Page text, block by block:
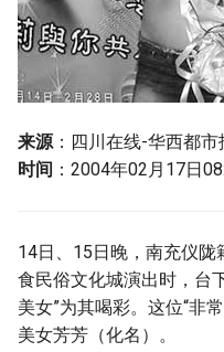
r
c
来源：四川在线-华西都市
时间 ：2004年02月17日
14日、15日晚，南充仪
食民俗文化城演出时，台
美女”为其喝彩。这位“非
美女芳芳（化名）。